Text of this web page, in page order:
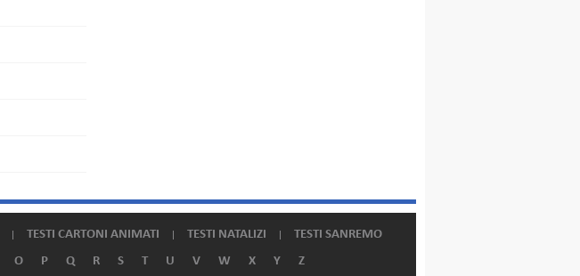
TESTI CARTONI ANIMATI TESTI NATALIZI
TESTI SANREMO
O P Q R S T U V W X Y Z